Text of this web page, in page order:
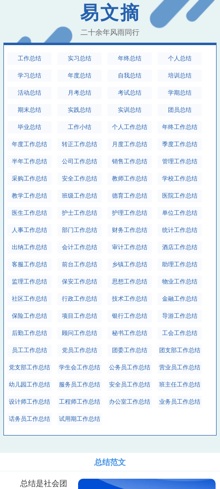
易文摘
二十余年风雨同行
工作总结 实习总结 年终总结 个人总结
学习总结 年度总结 自我总结 培训总结
活动总结 月考总结 考试总结 学期总结
期末总结 实践总结 实训总结 团员总结
毕业总结 工作小结 个人工作总结 年终工作总结
年度工作总结 转正工作总结 月度工作总结 季度工作总结
半年工作总结 公司工作总结 销售工作总结 管理工作总结
采购工作总结 安全工作总结 教师工作总结 学校工作总结
教学工作总结 班级工作总结 德育工作总结 医院工作总结
医生工作总结 护士工作总结 护理工作总结 单位工作总结
人事工作总结 部门工作总结 财务工作总结 统计工作总结
出纳工作总结 会计工作总结 审计工作总结 酒店工作总结
客服工作总结 前台工作总结 乡镇工作总结 助理工作总结
监理工作总结 保安工作总结 思想工作总结 物业工作总结
社区工作总结 行政工作总结 技术工作总结 金融工作总结
保险工作总结 项目工作总结 银行工作总结 导游工作总结
后勤工作总结 顾问工作总结 秘书工作总结 工会工作总结
员工工作总结 党员工作总结 团委工作总结 团支部工作总结
党支部工作总结 学生会工作总结 公务员工作总结 营业员工作总结
幼儿园工作总结 服务员工作总结 安全员工作总结 班主任工作总结
设计师工作总结 工程师工作总结 办公室工作总结 业务员工作总结
话务员工作总结 试用期工作总结
总结范文
总结是社会团